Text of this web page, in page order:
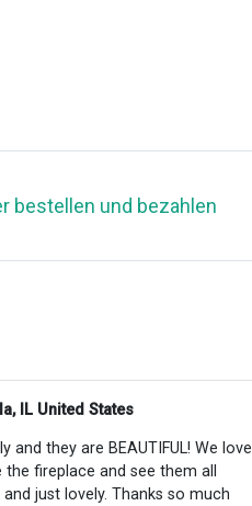
bestellen und bezahlen
IL United States
and they are BEAUTIFUL! We love
the fireplace and see them all
just lovely. Thanks so much